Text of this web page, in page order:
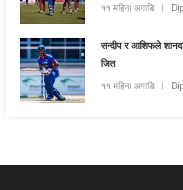
११ महिना अगाडि
सन्दीप र आशिफले
जित
११ महिना अगाडि